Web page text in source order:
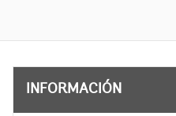
INFORMACIÓN